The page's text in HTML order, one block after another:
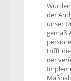
der
unser
gemäß
trifft
der